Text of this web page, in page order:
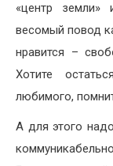
«центр
весомый повод
нравится –
Хотите
любимого,
А для этого